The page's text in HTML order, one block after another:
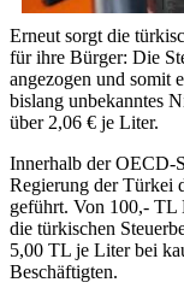
Erneut sorgt die
für ihre Bürger: Die
angezogen und somit
bislang unbekanntes
über 2,06 € je Liter.
Innerhalb der OECD-
Regierung der Türkei
geführt. Von 100,- TL
die türkischen
5,00 TL je Liter bei
Beschäftigten.